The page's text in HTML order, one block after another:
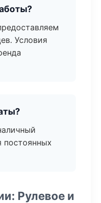
Условия
постоянных
Рулевое и